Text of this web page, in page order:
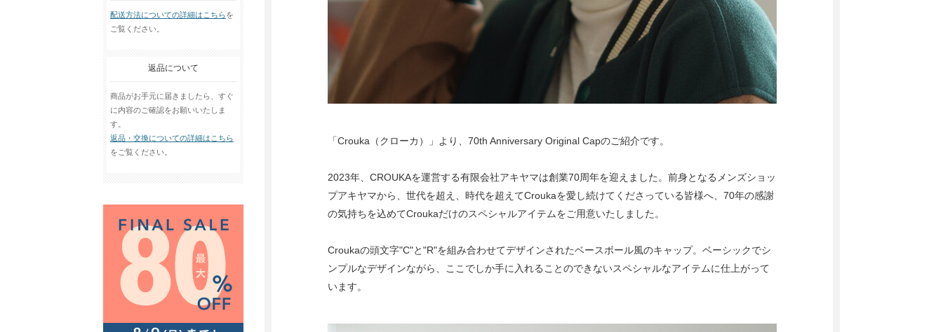
配送方法についての詳細はこちらを
ご覧ください。
返品について
商品がお手元に届きましたら、すぐ
に内容のご確認をお願いいたしま
す。
返品・交換についての詳細はこちら
をご覧ください。
「Crouka（クローカ）」より、70th Anniversary Original Capのご紹介です。
2023年、CROUKAを運営する有限会社アキヤマは創業70周年を迎えました。前身となるメンズショッ
プアキヤマから、世代を超え、時代を超えてCroukaを愛し続けてくださっている皆様へ、70年の感謝
の気持ちを込めてCroukaだけのスペシャルアイテムをご用意いたしました。
Croukaの頭文字"C"と"R"を組み合わせてデザインされたベースボール風のキャップ。ベーシックでシ
ンプルなデザインながら、ここでしか手に入れることのできないスペシャルなアイテムに仕上がって
います。